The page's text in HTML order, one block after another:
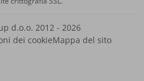
d.o.o. 2012 - 2026
dei cookieMappa del sito